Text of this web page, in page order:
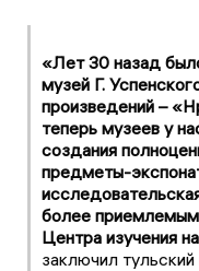
«Лет 30 назад
музей Г.
произведений –
теперь музеев у
создания
предметы-
более
Центра изучения
заключил